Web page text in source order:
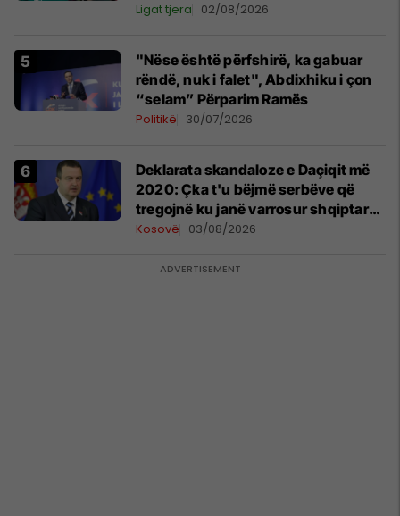
Ligat tjera 02/08/2026
"Nëse është përfshirë, ka gabuar
rëndë, nuk i falet", Abdixhiku i çon
“selam” Përparim Ramës
Politikë 30/07/2026
​Deklarata skandaloze e Daçiqit më
2020: Çka t'u bëjmë serbëve që
tregojnë ku janë varrosur shqiptarët
në Serbi
Kosovë 03/08/2026